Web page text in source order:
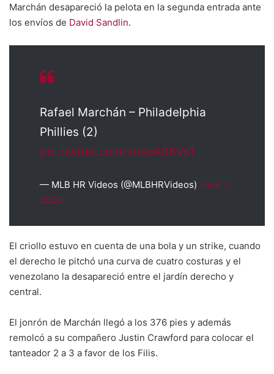
Marchán desapareció la pelota en la segunda entrada ante
los envíos de David Sandlin.
Rafael Marchán – Philadelphia
Phillies (2)
pic.twitter.com/vo9oA8KVsT
— MLB HR Videos (@MLBHRVideos) June 7,
2026
El criollo estuvo en cuenta de una bola y un strike, cuando
el derecho le pitchó una curva de cuatro costuras y el
venezolano la desapareció entre el jardín derecho y
central.
El jonrón de Marchán llegó a los 376 pies y además
remolcó a su compañero Justin Crawford para colocar el
tanteador 2 a 3 a favor de los Filis.